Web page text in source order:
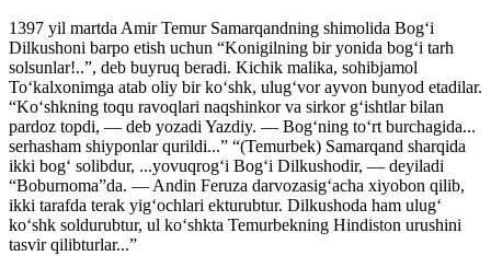
1397 yil martda Amir Temur Samarqandning shimolida Bog‘i
Dilkushoni barpo etish uchun “Konigilning bir yonida bog‘i tarh
solsunlar!..”, deb buyruq beradi. Kichik malika, sohibjamol
To‘kalxonimga atab oliy bir ko‘shk, ulug‘vor ayvon bunyod etadilar.
“Ko‘shkning toqu ravoqlari naqshinkor va sirkor g‘ishtlar bilan
pardoz topdi, — deb yozadi Yazdiy. — Bog‘ning to‘rt burchagida...
serhasham shiyponlar qurildi...” “(Temurbek) Samarqand sharqida
ikki bog‘ solibdur, ...yovuqrog‘i Bog‘i Dilkushodir, — deyiladi
“Boburnoma”da. — Andin Feruza darvozasig‘acha xiyobon qilib,
ikki tarafda terak yig‘ochlari ekturubtur. Dilkushoda ham ulug‘
ko‘shk soldurubtur, ul ko‘shkta Temurbekning Hindiston urushini
tasvir qilibturlar...”